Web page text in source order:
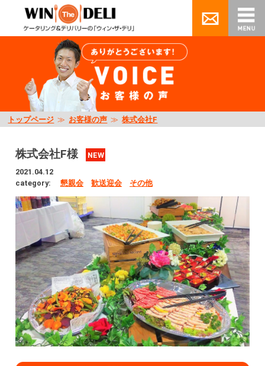
トップページ ≫ お客様の声 ≫株式会社F
株式会社F様
NEW
2021.04.12
category:
懇親会 歓送迎会 その他